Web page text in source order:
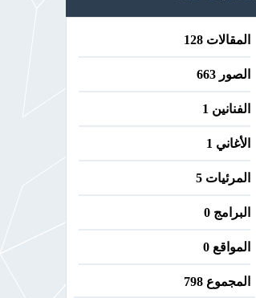
المقالات 128
الصور 663
الفنانين 1
الأغاني 1
المرئيات 5
البرامج 0
المواقع 0
المجموع 798